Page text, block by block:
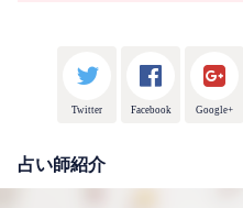
Twitter Facebook Google+
占い師紹介